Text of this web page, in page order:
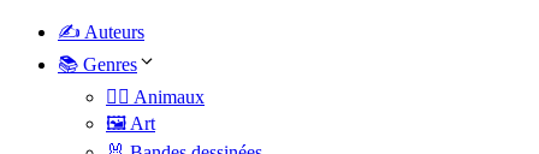
✍️ Auteurs
📚 Genres
🐕‍🦺 Animaux
🖼️ Art